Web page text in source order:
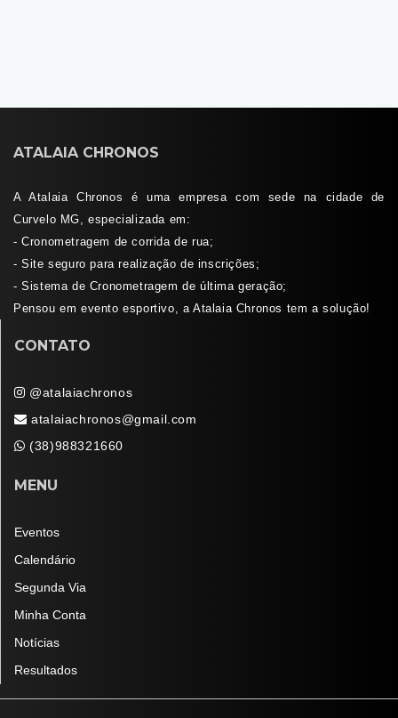
ATALAIA CHRONOS
A Atalaia Chronos é uma empresa com sede na cidade de
Curvelo MG, especializada em:
- Cronometragem de corrida de rua;
- Site seguro para realização de inscrições;
- Sistema de Cronometragem de última geração;
Pensou em evento esportivo, a Atalaia Chronos tem a solução!
CONTATO
@atalaiachronos
atalaiachronos@gmail.com
(38)988321660
MENU
Eventos
Calendário
Segunda Via
Minha Conta
Notícias
Resultados